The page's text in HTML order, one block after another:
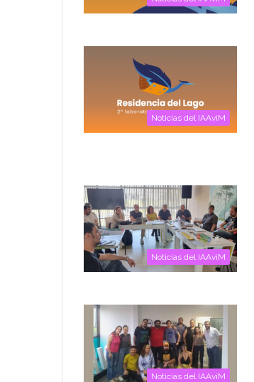
Noticias del IAAviM
Noticias del IAAviM
Noticias del IAAviM